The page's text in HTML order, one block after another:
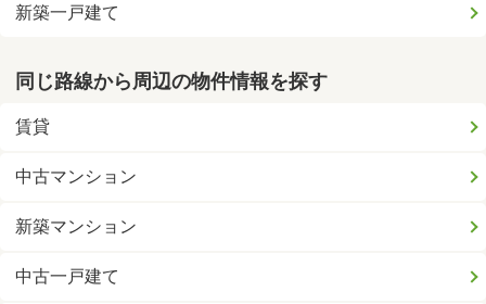
新築一戸建て
同じ路線から周辺の物件情報を探す
賃貸
中古マンション
新築マンション
中古一戸建て